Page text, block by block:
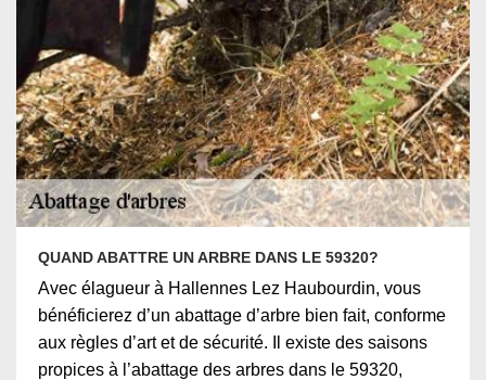
QUAND ABATTRE UN ARBRE DANS LE 59320?
Avec élagueur à Hallennes Lez Haubourdin, vous
bénéficierez d’un abattage d’arbre bien fait, conforme
aux règles d’art et de sécurité. Il existe des saisons
propices à l’abattage des arbres dans le 59320,